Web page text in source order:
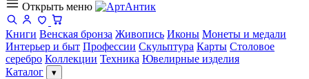
Открыть меню
Книги Венская бронза Живопись Иконы Монеты и медали
Интерьер и быт Профессии Скульптура Карты Столовое
серебро Коллекции Техника Ювелирные изделия
Каталог
▾